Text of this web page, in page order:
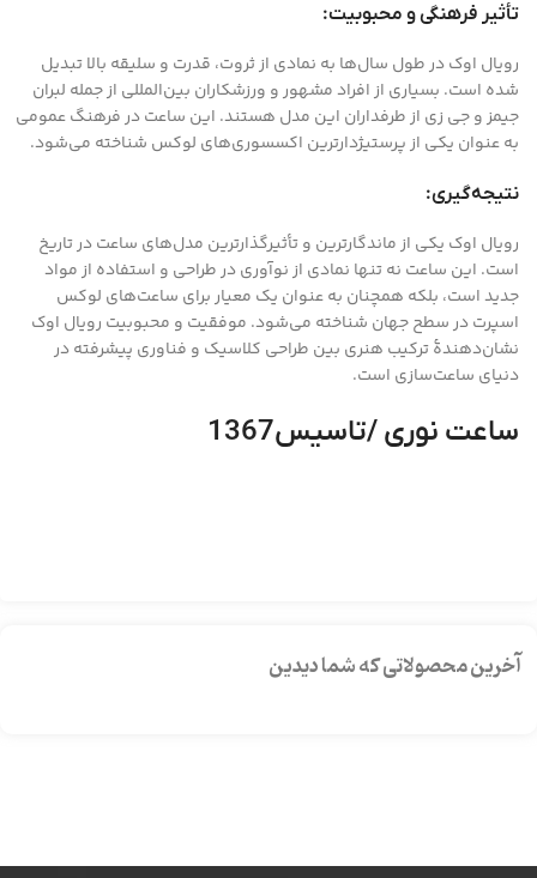
تأثیر فرهنگی و محبوبیت:
رویال اوک در طول سال‌ها به نمادی از ثروت، قدرت و سلیقه بالا تبدیل
شده است. بسیاری از افراد مشهور و ورزشکاران بین‌المللی از جمله لبران
جیمز و جی زی از طرفداران این مدل هستند. این ساعت در فرهنگ عمومی
به عنوان یکی از پرستیژدارترین اکسسوری‌های لوکس شناخته می‌شود.
نتیجه‌گیری:
رویال اوک یکی از ماندگارترین و تأثیرگذارترین مدل‌های ساعت در تاریخ
است. این ساعت نه تنها نمادی از نوآوری در طراحی و استفاده از مواد
جدید است، بلکه همچنان به عنوان یک معیار برای ساعت‌های لوکس
اسپرت در سطح جهان شناخته می‌شود. موفقیت و محبوبیت رویال اوک
نشان‌دهندهٔ ترکیب هنری بین طراحی کلاسیک و فناوری پیشرفته در
دنیای ساعت‌سازی است.
ساعت نوری /تاسیس1367
آخرین محصولاتی که شما دیدین